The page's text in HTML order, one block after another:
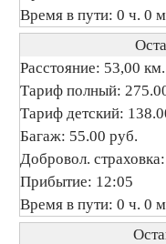
Время в пути: 0 ч. 0
Расстояние: 53,00 км.
Тариф полный:
Тариф детский:
Багаж: 55.00 руб.
Добровол.
Прибытие: 12:05
Время в пути: 0 ч. 0